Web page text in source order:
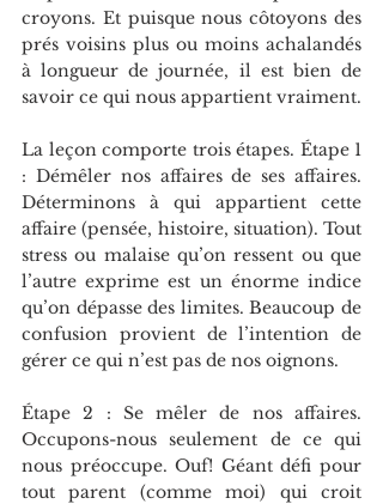
croyons. Et puisque nous côtoyons des
prés voisins plus ou moins achalandés
à longueur de journée, il est bien de
savoir ce qui nous appartient vraiment.
La leçon comporte trois étapes. Étape 1
: Démêler nos affaires de ses affaires.
Déterminons à qui appartient cette
affaire (pensée, histoire, situation). Tout
stress ou malaise qu’on ressent ou que
l’autre exprime est un énorme indice
qu’on dépasse des limites. Beaucoup de
confusion provient de l’intention de
gérer ce qui n’est pas de nos oignons.
Étape 2 : Se mêler de nos affaires.
Occupons-nous seulement de ce qui
nous préoccupe. Ouf! Géant défi pour
tout parent (comme moi) qui croit